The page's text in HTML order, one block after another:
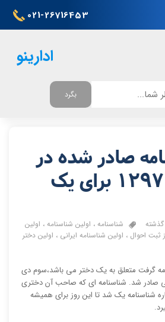
021-26716453
ادارینو
بگرد
صادر شده در
ایران در دی 1297 برای یک
شناسنامه ، اولین شناسنامه ، اولین
ثبت احوال ، اولین شناسنامه ایرانی ، اولین دختر
گرفت متعلق به یک دختر می باشد،سوم دی
ایرانی صادر شد. شناسنامه ای که صاحب آن دختری
شناسنامه یک شد تا این روز برای همیشه